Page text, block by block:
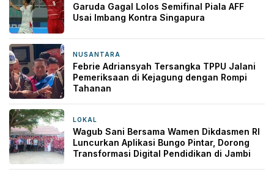
Garuda Gagal Lolos Semifinal Piala AFF
Usai Imbang Kontra Singapura
NUSANTARA
Febrie Adriansyah Tersangka TPPU Jalani
Pemeriksaan di Kejagung dengan Rompi
Tahanan
LOKAL
Wagub Sani Bersama Wamen Dikdasmen RI
Luncurkan Aplikasi Bungo Pintar, Dorong
Transformasi Digital Pendidikan di Jambi